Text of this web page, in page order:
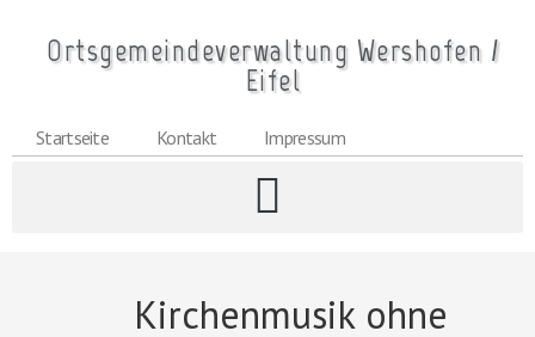
Ortsgemeindeverwaltung Wershofen /
Eifel
Startseite Kontakt Impressum
Kirchenmusik ohne